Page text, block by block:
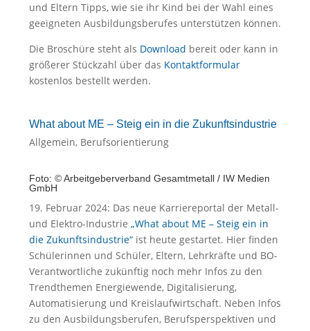
und Eltern Tipps, wie sie ihr Kind bei der Wahl eines
geeigneten Ausbildungsberufes unterstützen können.
Die Broschüre steht als Download bereit oder kann in
größerer Stückzahl über das Kontaktformular
kostenlos bestellt werden.
What about ME – Steig ein in die Zukunftsindustrie
Allgemein, Berufsorientierung
Foto: © Arbeitgeberverband Gesamtmetall / IW Medien
GmbH
19. Februar 2024: Das neue Karriereportal der Metall-
und Elektro-Industrie „What about ME – Steig ein in
die Zukunftsindustrie“ ist heute gestartet. Hier finden
Schülerinnen und Schüler, Eltern, Lehrkräfte und BO-
Verantwortliche zukünftig noch mehr Infos zu den
Trendthemen Energiewende, Digitalisierung,
Automatisierung und Kreislaufwirtschaft. Neben Infos
zu den Ausbildungsberufen, Berufsperspektiven und